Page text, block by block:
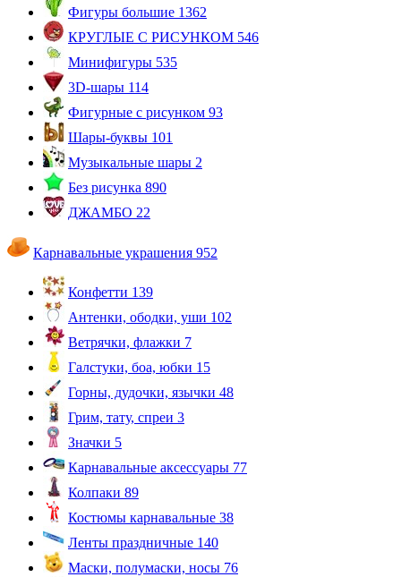
Фигуры большие 1362
КРУГЛЫЕ С РИСУНКОМ 546
Минифигуры 535
3D-шары 114
Фигурные с рисунком 93
Шары-буквы 101
Музыкальные шары 2
Без рисунка 890
ДЖАМБО 22
Карнавальные украшения 952
Конфетти 139
Антенки, ободки, уши 102
Ветрячки, флажки 7
Галстуки, боа, юбки 15
Горны, дудочки, язычки 48
Грим, тату, спреи 3
Значки 5
Карнавальные аксессуары 77
Колпаки 89
Костюмы карнавальные 38
Ленты праздничные 140
Маски, полумаски, носы 76